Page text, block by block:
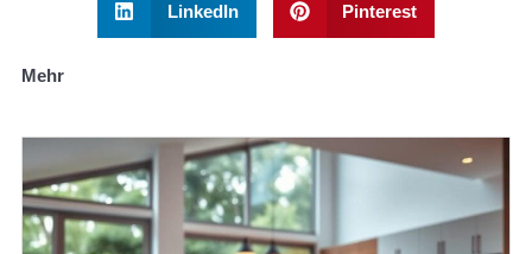
LinkedIn Pinterest
Mehr